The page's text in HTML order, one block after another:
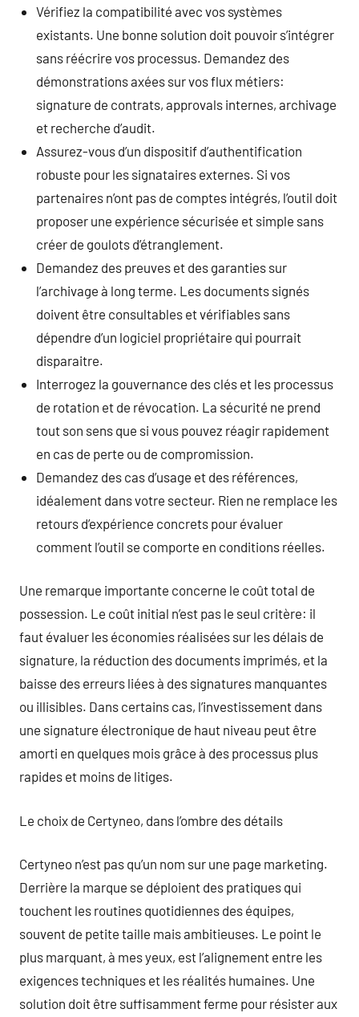
Vérifiez la compatibilité avec vos systèmes
existants. Une bonne solution doit pouvoir s’intégrer
sans réécrire vos processus. Demandez des
démonstrations axées sur vos flux métiers:
signature de contrats, approvals internes, archivage
et recherche d’audit.
Assurez-vous d’un dispositif d’authentification
robuste pour les signataires externes. Si vos
partenaires n’ont pas de comptes intégrés, l’outil doit
proposer une expérience sécurisée et simple sans
créer de goulots d’étranglement.
Demandez des preuves et des garanties sur
l’archivage à long terme. Les documents signés
doivent être consultables et vérifiables sans
dépendre d’un logiciel propriétaire qui pourrait
disparaitre.
Interrogez la gouvernance des clés et les processus
de rotation et de révocation. La sécurité ne prend
tout son sens que si vous pouvez réagir rapidement
en cas de perte ou de compromission.
Demandez des cas d’usage et des références,
idéalement dans votre secteur. Rien ne remplace les
retours d’expérience concrets pour évaluer
comment l’outil se comporte en conditions réelles.
Une remarque importante concerne le coût total de
possession. Le coût initial n’est pas le seul critère: il
faut évaluer les économies réalisées sur les délais de
signature, la réduction des documents imprimés, et la
baisse des erreurs liées à des signatures manquantes
ou illisibles. Dans certains cas, l’investissement dans
une signature électronique de haut niveau peut être
amorti en quelques mois grâce à des processus plus
rapides et moins de litiges.
Le choix de Certyneo, dans l’ombre des détails
Certyneo n’est pas qu’un nom sur une page marketing.
Derrière la marque se déploient des pratiques qui
touchent les routines quotidiennes des équipes,
souvent de petite taille mais ambitieuses. Le point le
plus marquant, à mes yeux, est l’alignement entre les
exigences techniques et les réalités humaines. Une
solution doit être suffisamment ferme pour résister aux